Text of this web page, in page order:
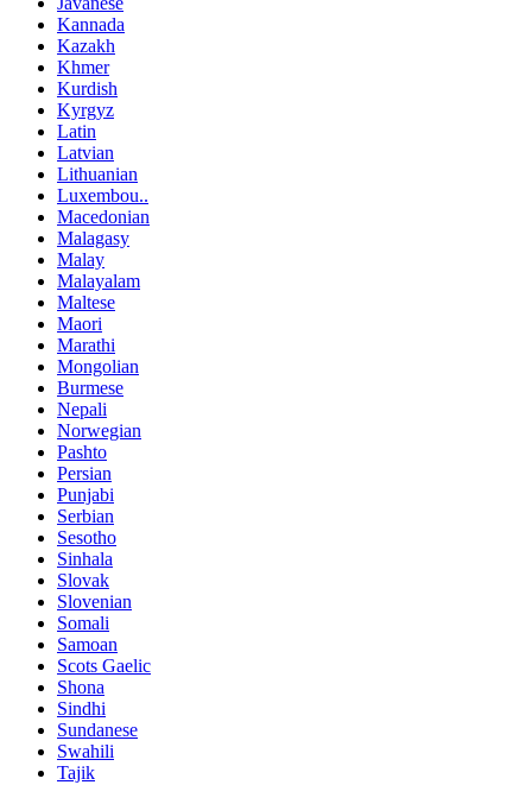
Kannada
Kazakh
Khmer
Kurdish
Kyrgyz
Latin
Latvian
Lithuanian
Luxembou..
Macedonian
Malagasy
Malay
Malayalam
Maltese
Maori
Marathi
Mongolian
Burmese
Nepali
Norwegian
Pashto
Persian
Punjabi
Serbian
Sesotho
Sinhala
Slovak
Slovenian
Somali
Samoan
Scots Gaelic
Shona
Sindhi
Sundanese
Swahili
Tajik